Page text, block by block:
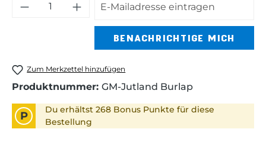
BENACHRICHTIGE MICH
Zum Merkzettel hinzufügen
Produktnummer: GM-Jutland Burlap
P
Du erhältst 268 Bonus Punkte für diese
Bestellung